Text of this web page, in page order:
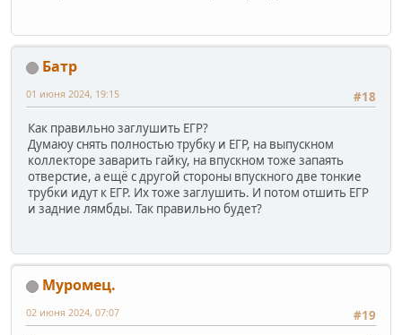
Батр
#18
01 июня 2024, 19:15
Как правильно заглушить ЕГР?
Думаюу снять полностью трубку и ЕГР, на выпускном
коллекторе заварить гайку, на впускном тоже запаять
отверстие, а ещё с другой стороны впускного две тонкие
трубки идут к ЕГР. Их тоже заглушить. И потом отшить ЕГР
и задние лямбды. Так правильно будет?
Муромец.
#19
02 июня 2024, 07:07